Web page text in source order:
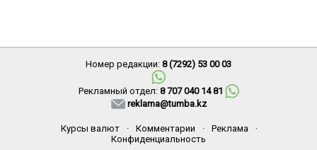
Номер редакции: 8 (7292) 53 00 03
Рекламный отдел: 8 707 040 14 81
reklama@tumba.kz
Курсы валют · Комментарии · Реклама
·
Конфиденциальность